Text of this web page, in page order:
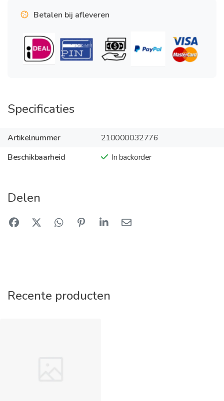
Betalen bij afleveren
Specificaties
Artikelnummer
210000032776
Beschikbaarheid
In backorder
Delen
Recente producten